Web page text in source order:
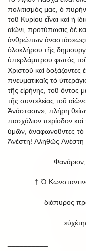
πολιτισμός μας, ὁ
τοῦ Κυρίου εἶναι καί ἡ
αἰῶνι, προτύπωσις δέ
ἀνθρώπων ἀναστάσεως»
ὁλοκλήρου τῆς
ὑπερλάμπρου φωτός
Χριστοῦ καί δοξάζοντες
πνευματικαῖς τό
τῆς εἰρήνης, τοῦ ὄντος
τῆς συντελείας τοῦ
Ἀνάστασιν», πλήρη
πασχάλιον περίοδον
ὑμῶν, ἀναφωνοῦντες
Ἀνέστη! Ἀληθῶς Ἀνέστη
† Ὁ
διάπυρος